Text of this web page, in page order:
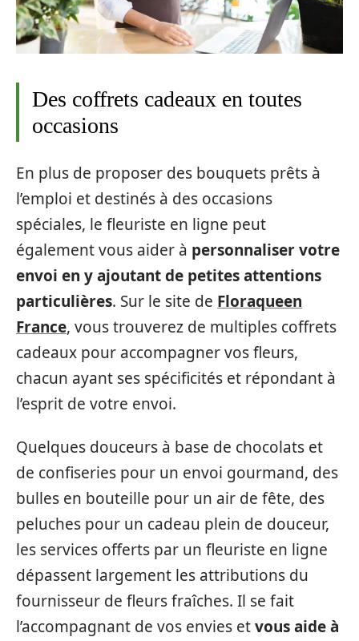
Des coffrets cadeaux en toutes
occasions
En plus de proposer des bouquets prêts à
l’emploi et destinés à des occasions
spéciales, le fleuriste en ligne peut
également vous aider à personnaliser votre
envoi en y ajoutant de petites attentions
particulières. Sur le site de Floraqueen
France, vous trouverez de multiples coffrets
cadeaux pour accompagner vos fleurs,
chacun ayant ses spécificités et répondant à
l’esprit de votre envoi.
Quelques douceurs à base de chocolats et
de confiseries pour un envoi gourmand, des
bulles en bouteille pour un air de fête, des
peluches pour un cadeau plein de douceur,
les services offerts par un fleuriste en ligne
dépassent largement les attributions du
fournisseur de fleurs fraîches. Il se fait
l’accompagnant de vos envies etvous aide à